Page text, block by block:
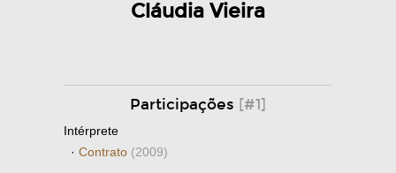
Cláudia Vieira
Participações [#1]
Intérprete
· Contrato (2009)